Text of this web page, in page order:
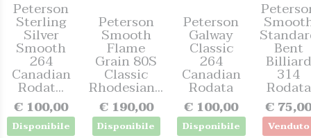
Peterson
Sterling
Silver
Smooth
264
Canadian
Rodat...
€ 100,00
Disponibile
Peterson
Smooth
Flame
Grain 80S
Classic
Rhodesian...
€ 190,00
Disponibile
Peterson
Galway
Classic
264
Canadian
Rodata
€ 100,00
Disponibile
Bent
Billiard
314
Rodata
€
Venduto